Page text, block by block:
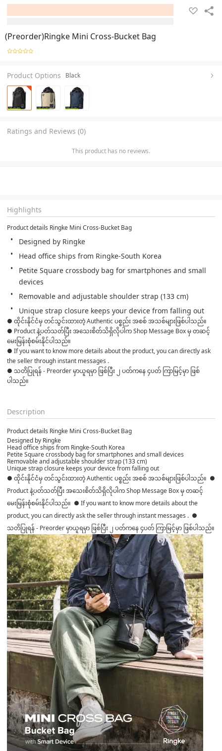
(Preorder)Ringke Mini Cross-Bucket Bag
Product Options Black
Ratings and Reviews (0)
This product has no reviews.
Highlights
Product details Ringke Mini Cross-Bucket Bag
Designed by Ringke
Head office ships from Ringke-South Korea
Petite Square crossbody bag for smartphones and small
devices
Removable and adjustable shoulder strap (133 cm)
Unique strap closure keeps your device from falling out
● ထိုင်းနိုင်ငံမှ တင်သွင်းထားတဲ့ Authentic ပစ္စည်း အစစ် အသစ်များဖြစ်ပါသည်။
● Product နဲ့ပတ်သတ်ပြီး အသေးစိတ်သိရှိလိုပါက Shop Message Box မှ တဆင့်
မေးမြန်းစုံစမ်းနိုင်ပါသည်။
● If you want to know more details about the product, you can directly ask
the seller through instant messages .
● သတိပြုရန် - Preorder မှာယူရမှာ ဖြစ်ပြီး ၂ ပတ်ကနေ ၄ပတ် ကြာမြင့်မှာ ဖြစ်
ပါသည်။
Description
Product details Ringke Mini Cross-Bucket Bag
Designed by Ringke
Head office ships from Ringke-South Korea
Petite Square crossbody bag for smartphones and small devices
Removable and adjustable shoulder strap (133 cm)
Unique strap closure keeps your device from falling out
● ထိုင်းနိုင်ငံမှ တင်သွင်းထားတဲ့ Authentic ပစ္စည်း အစစ် အသစ်များဖြစ်ပါသည်။ ●
Product နဲ့ပတ်သတ်ပြီး အသေးစိတ်သိရှိလိုပါက Shop Message Box မှ တဆင့်
မေးမြန်းစုံစမ်းနိုင်ပါသည်။ ● If you want to know more details about the
product, you can directly ask the seller through instant messages . ●
သတိပြုရန် - Preorder မှာယူရမှာ ဖြစ်ပြီး ၂ ပတ်ကနေ ၄ပတ် ကြာမြင့်မှာ ဖြစ်ပါသည်။